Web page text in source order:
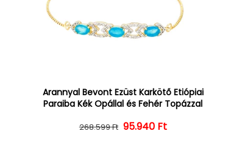
Arannyal Bevont Ezüst Karkötő Etiópiai
Paraiba Kék Opállal és Fehér Topázzal
Normál ár
268.599 Ft Kedvezményes ár
95.940 Ft